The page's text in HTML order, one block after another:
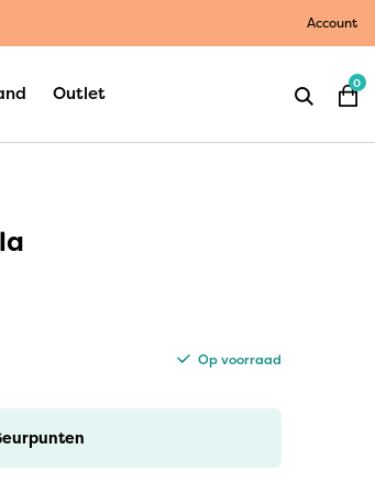
Account
Outlet 0
Op voorraad